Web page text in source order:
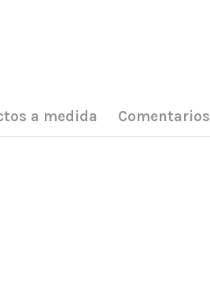
a medida Comentarios